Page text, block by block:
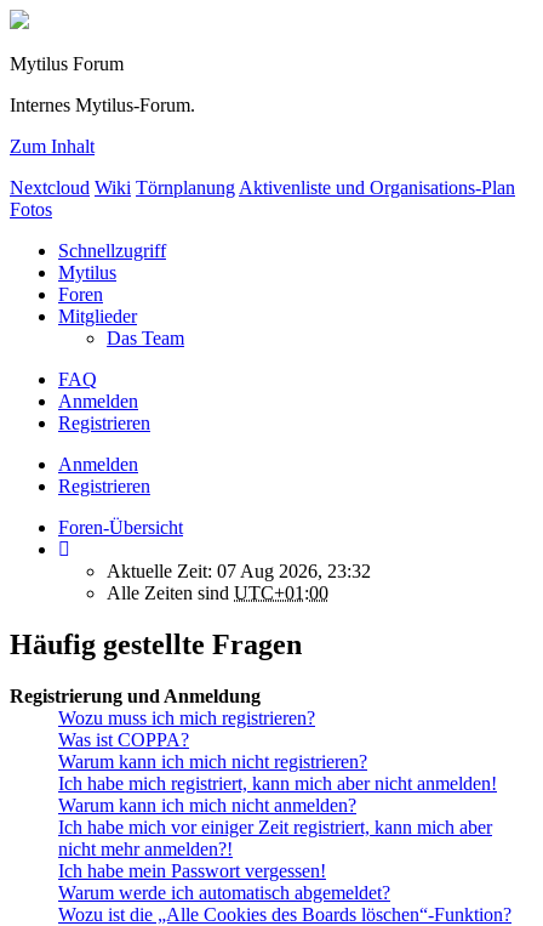
Mytilus Forum
Internes Mytilus-Forum.
Zum Inhalt
Nextcloud Wiki Törnplanung Aktivenliste und Organisations-Plan
Fotos
Schnellzugriff
Mytilus
Foren
Mitglieder
Das Team
FAQ
Anmelden
Registrieren
Anmelden
Registrieren
Foren-Übersicht
Aktuelle Zeit: 07 Aug 2026, 23:32
Alle Zeiten sind UTC+01:00
Häufig gestellte Fragen
Registrierung und Anmeldung
Wozu muss ich mich registrieren?
Was ist COPPA?
Warum kann ich mich nicht registrieren?
Ich habe mich registriert, kann mich aber nicht anmelden!
Warum kann ich mich nicht anmelden?
Ich habe mich vor einiger Zeit registriert, kann mich aber
nicht mehr anmelden?!
Ich habe mein Passwort vergessen!
Warum werde ich automatisch abgemeldet?
Wozu ist die „Alle Cookies des Boards löschen“-Funktion?